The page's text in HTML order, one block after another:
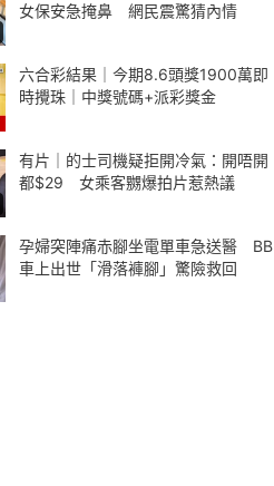
女保安急掩鼻 網民震驚猜內情
六合彩結果｜今期8.6頭獎1900萬即
時攪珠｜中獎號碼+派彩獎金
有片｜的士司機疑拒開冷氣：開唔開
都$29 女乘客嬲爆拍片惹熱議
孕婦突陣痛赤腳坐電單車急送醫 BB
車上出世「滑落褲腳」驚險救回